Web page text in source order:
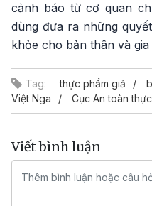
cảnh báo từ cơ quan
dùng đưa ra những
khỏe cho bản thân và gia
Tag: thực phẩm giả
Việt Nga
Cục An toàn
Viết bình luận